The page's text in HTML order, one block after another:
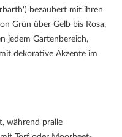
bezaubert mit ihren
Grün über Gelb bis Rosa,
jedem Gartenbereich,
dekorative Akzente im
während pralle